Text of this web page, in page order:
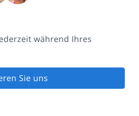
während Ihres
Sie uns